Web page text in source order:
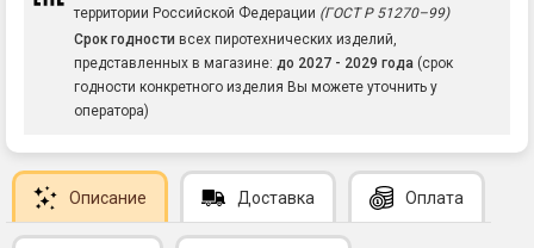
территории Российской Федерации (ГОСТ Р 51270–99)
Срок годности всех пиротехнических изделий,
представленных в магазине: до 2027 - 2029 года (срок
годности конкретного изделия Вы можете уточнить у
оператора)
Описание Доставка Оплата